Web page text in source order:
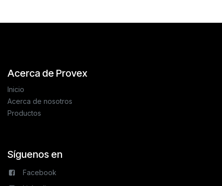
Acerca de Provex
Inicio
Acerca de nosotros
Productos
Síguenos en
Facebook